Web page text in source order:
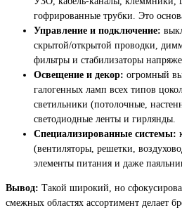
гофрированные трубки. Это
Управление и подключение:
скрытой/открытой проводки,
фильтры и стабилизаторы
Освещение и декор: огромный
галогенных ламп всех типов
светильники (потолочные,
светодиодные ленты и гирлянды.
Специализированные системы:
(вентиляторы, решетки,
элементы питания и даже
Вывод: Такой широкий, но
смежных областях ассортимент делает